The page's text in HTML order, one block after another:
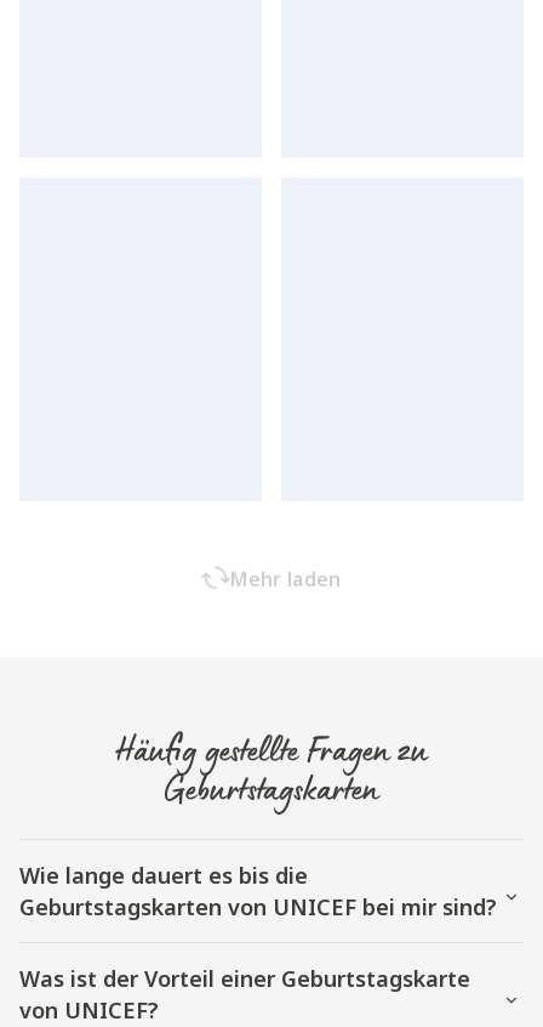
Mehr laden
Häufig gestellte Fragen zu
Geburtstagskarten
Wie lange dauert es bis die
Geburtstagskarten von UNICEF bei mir sind?
Was ist der Vorteil einer Geburtstagskarte
von UNICEF?